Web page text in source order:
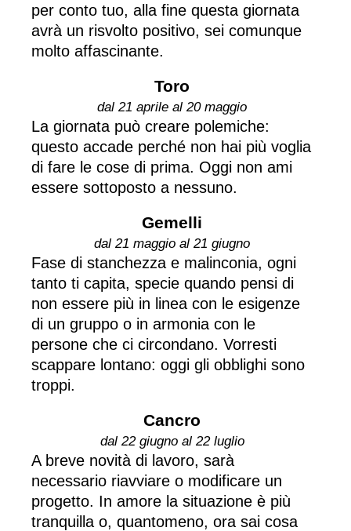
per conto tuo, alla fine questa giornata
avrà un risvolto positivo, sei comunque
molto affascinante.
Toro
dal 21 aprile al 20 maggio
La giornata può creare polemiche:
questo accade perché non hai più voglia
di fare le cose di prima. Oggi non ami
essere sottoposto a nessuno.
Gemelli
dal 21 maggio al 21 giugno
Fase di stanchezza e malinconia, ogni
tanto ti capita, specie quando pensi di
non essere più in linea con le esigenze
di un gruppo o in armonia con le
persone che ci circondano. Vorresti
scappare lontano: oggi gli obblighi sono
troppi.
Cancro
dal 22 giugno al 22 luglio
A breve novità di lavoro, sarà
necessario riavviare o modificare un
progetto. In amore la situazione è più
tranquilla o, quantomeno, ora sai cosa